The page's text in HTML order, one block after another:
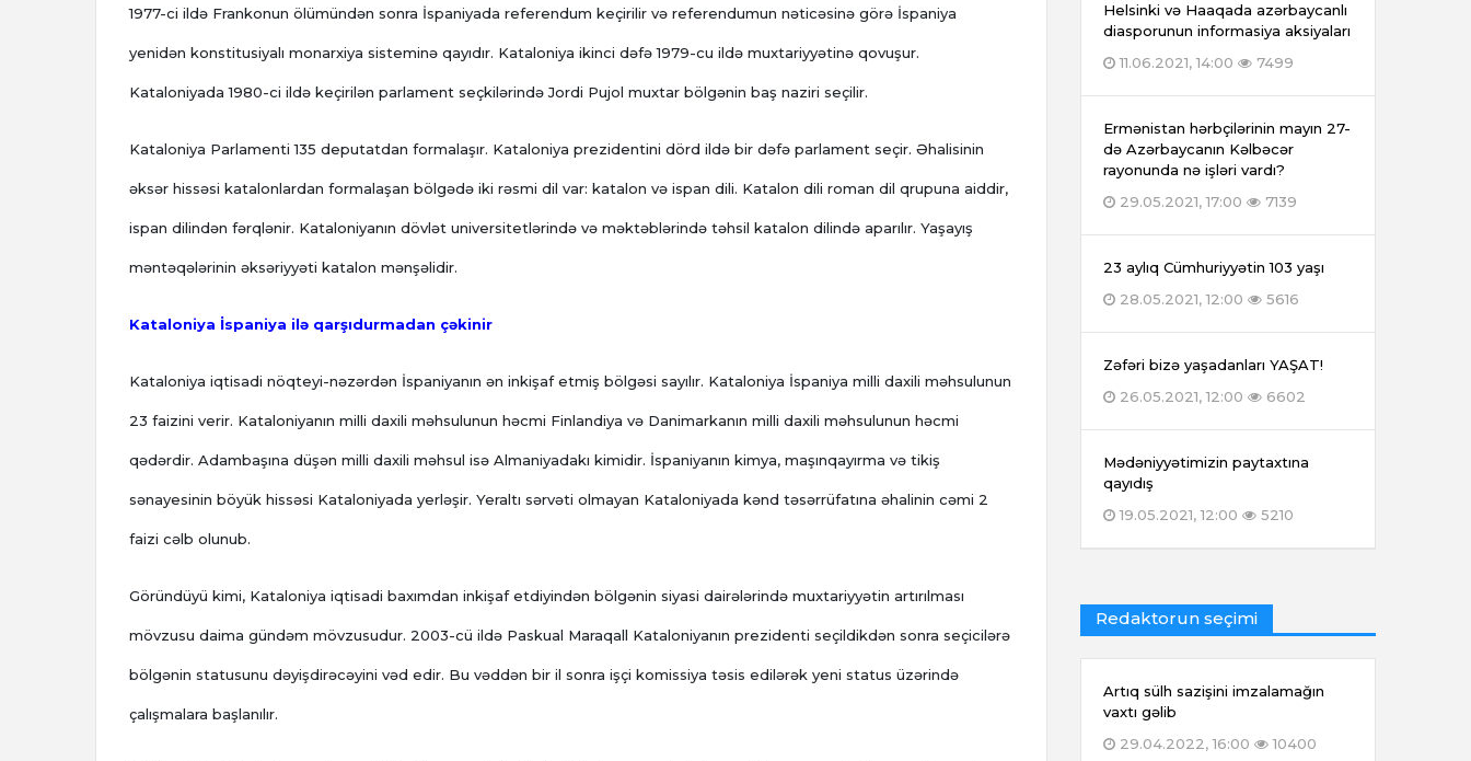
1977-ci ildə Frankonun ölümündən sonra İspaniyada referendum keçirilir və referendumun nəticəsinə görə İspaniya
yenidən konstitusiyalı monarxiya sisteminə qayıdır. Kataloniya ikinci dəfə 1979-cu ildə muxtariyyətinə qovuşur.
Kataloniyada 1980-ci ildə keçirilən parlament seçkilərində Jordi Pujol muxtar bölgənin baş naziri seçilir.
Kataloniya Parlamenti 135 deputatdan formalaşır. Kataloniya prezidentini dörd ildə bir dəfə parlament seçir. Əhalisinin
əksər hissəsi katalonlardan formalaşan bölgədə iki rəsmi dil var: katalon və ispan dili. Katalon dili roman dil qrupuna aiddir,
ispan dilindən fərqlənir. Kataloniyanın dövlət universitetlərində və məktəblərində təhsil katalon dilində aparılır. Yaşayış
məntəqələrinin əksəriyyəti katalon mənşəlidir.
Kataloniya İspaniya ilə qarşıdurmadan çəkinir
Kataloniya iqtisadi nöqteyi-nəzərdən İspaniyanın ən inkişaf etmiş bölgəsi sayılır. Kataloniya İspaniya milli daxili məhsulunun
23 faizini verir. Kataloniyanın milli daxili məhsulunun həcmi Finlandiya və Danimarkanın milli daxili məhsulunun həcmi
qədərdir. Adambaşına düşən milli daxili məhsul isə Almaniyadakı kimidir. İspaniyanın kimya, maşınqayırma və tikiş
sənayesinin böyük hissəsi Kataloniyada yerləşir. Yeraltı sərvəti olmayan Kataloniyada kənd təsərrüfatına əhalinin cəmi 2
faizi cəlb olunub.
Göründüyü kimi, Kataloniya iqtisadi baxımdan inkişaf etdiyindən bölgənin siyasi dairələrində muxtariyyətin artırılması
mövzusu daima gündəm mövzusudur. 2003-cü ildə Paskual Maraqall Kataloniyanın prezidenti seçildikdən sonra seçicilərə
bölgənin statusunu dəyişdirəcəyini vəd edir. Bu vəddən bir il sonra işçi komissiya təsis edilərək yeni status üzərində
çalışmalara başlanılır.
Helsinki və Haaqada azərbaycanlı
diasporunun informasiya aksiyaları
11.06.2021, 14:00
7499
Ermənistan hərbçilərinin mayın 27-
də Azərbaycanın Kəlbəcər
rayonunda nə işləri vardı?
29.05.2021, 17:00
7139
23 aylıq Cümhuriyyətin 103 yaşı
28.05.2021, 12:00
5616
Zəfəri bizə yaşadanları YAŞAT!
26.05.2021, 12:00
6602
Mədəniyyətimizin paytaxtına
qayıdış
19.05.2021, 12:00
5210
Redaktorun seçimi
Artıq sülh sazişini imzalamağın
vaxtı gəlib
29.04.2022, 16:00
10400